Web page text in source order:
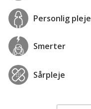
Personlig pleje
Smerter
Sårpleje